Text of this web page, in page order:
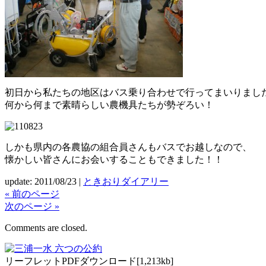
初日から私たちの地区はバス乗り合わせで行ってまいりまし
何から何まで素晴らしい農機具たちが勢ぞろい！
しかも県内の各農協の組合員さんもバスでお越しなので、
懐かしい皆さんにお会いすることもできました！！
update: 2011/08/23 | ときおりダイアリー
« 前のページ
次のページ »
Comments are closed.
リーフレットPDFダウンロード[1,213kb]